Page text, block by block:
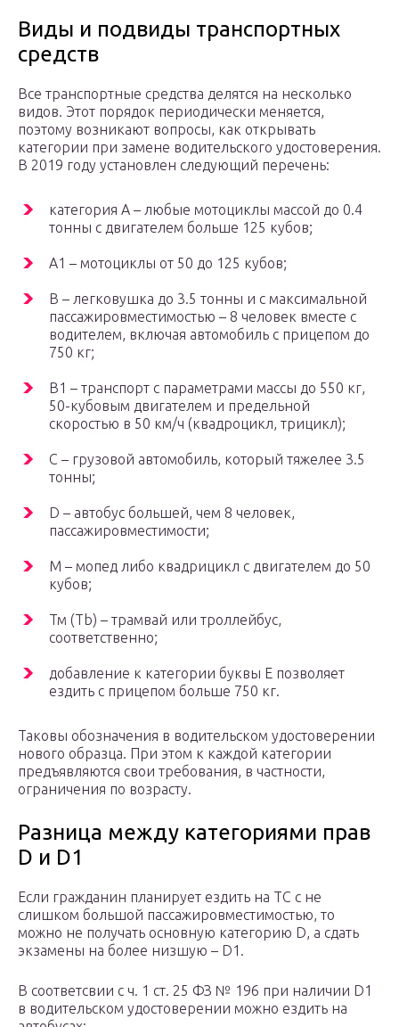
Виды и подвиды транспортных
средств
Все транспортные средства делятся на несколько
видов. Этот порядок периодически меняется,
поэтому возникают вопросы, как открывать
категории при замене водительского удостоверения.
В 2019 году установлен следующий перечень:
категория А – любые мотоциклы массой до 0.4
тонны с двигателем больше 125 кубов;
А1 – мотоциклы от 50 до 125 кубов;
В – легковушка до 3.5 тонны и с максимальной
пассажировместимостью – 8 человек вместе с
водителем, включая автомобиль с прицепом до
750 кг;
В1 – транспорт с параметрами массы до 550 кг,
50-кубовым двигателем и предельной
скоростью в 50 км/ч (квадроцикл, трицикл);
С – грузовой автомобиль, который тяжелее 3.5
тонны;
D – автобус большей, чем 8 человек,
пассажировместимости;
M – мопед либо квадрицикл с двигателем до 50
кубов;
Тм (Тb) – трамвай или троллейбус,
соответственно;
добавление к категории буквы Е позволяет
ездить с прицепом больше 750 кг.
Таковы обозначения в водительском удостоверении
нового образца. При этом к каждой категории
предъявляются свои требования, в частности,
ограничения по возрасту.
Разница между категориями прав
D и D1
Если гражданин планирует ездить на ТС с не
слишком большой пассажировместимостью, то
можно не получать основную категорию D, а сдать
экзамены на более низшую – D1.
В соответсвии с ч. 1 ст. 25 ФЗ № 196 при наличии D1
в водительском удостоверении можно ездить на